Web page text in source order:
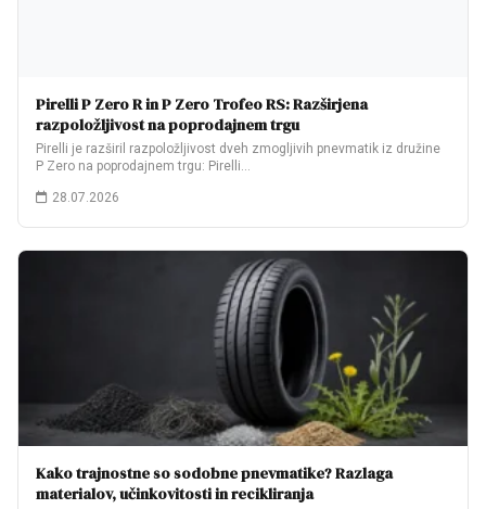
Pirelli P Zero R in P Zero Trofeo RS: Razširjena
razpoložljivost na poprodajnem trgu
Pirelli je razširil razpoložljivost dveh zmogljivih pnevmatik iz družine
P Zero na poprodajnem trgu: Pirelli…
28.07.2026
Kako trajnostne so sodobne pnevmatike? Razlaga
materialov, učinkovitosti in recikliranja